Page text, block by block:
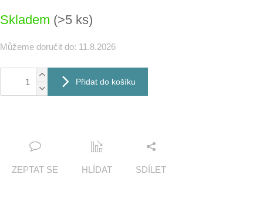
cena:
Skladem (>5 ks)
Můžeme doručit do: 11.8.2026
Přidat do košíku
ZEPTAT SE HLÍDAT SDÍLET